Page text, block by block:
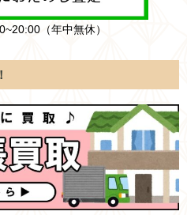
（年中無休）